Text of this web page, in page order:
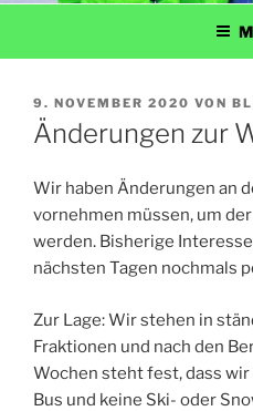
VERÖFFENTLICHT
AM
9. NOVEMBER 2020 VON
Änderungen zur
Wir haben Änderungen an
vornehmen müssen, um
werden. Bisherige
nächsten Tagen nochmals
Zur Lage: Wir stehen in
Fraktionen und nach den
Wochen steht fest, dass
Bus und keine Ski- oder